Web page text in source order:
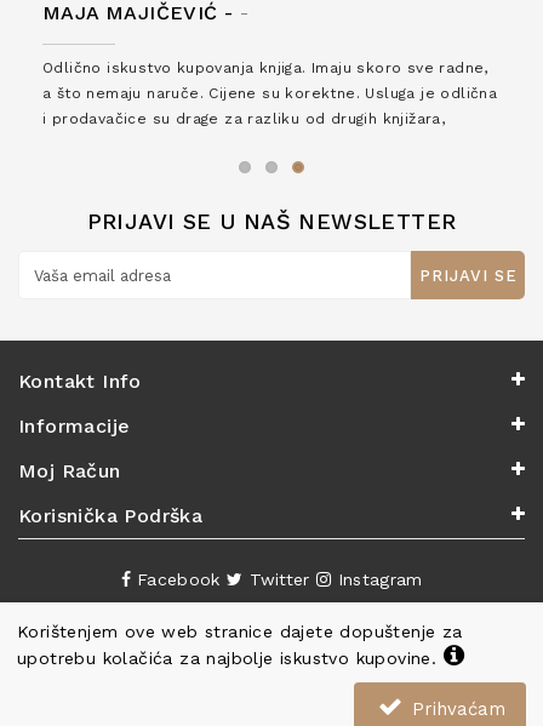
Korištenjem ove web stranice dajete dopuštenje za
upotrebu kolačića za najbolje iskustvo kupovine.
Prihvaćam
MAJA MAJIČEVIĆ - -
Odlično iskustvo kupovanja knjiga. Imaju skoro sve radne,
a što nemaju naruče. Cijene su korektne. Usluga je odlična
i prodavačice su drage za razliku od drugih knjižara,
PRIJAVI SE U NAŠ NEWSLETTER
PRIJAVI SE
Kontakt Info
Informacije
Moj Račun
Korisnička Podrška
Facebook Twitter Instagram